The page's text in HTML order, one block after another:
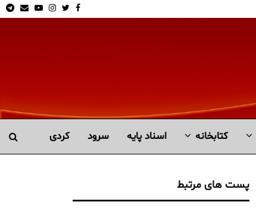
Facebook
Twitter
Instagram
Youtube
Email
کتابخانە اسناد پایه سرود کردی
پست های مرتبط